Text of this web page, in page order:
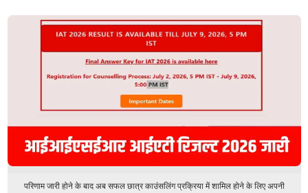
परिणाम जारी होने के बाद अब सफल छात्र काउंसलिंग प्रक्रिया में शामिल होने के लिए अपनी